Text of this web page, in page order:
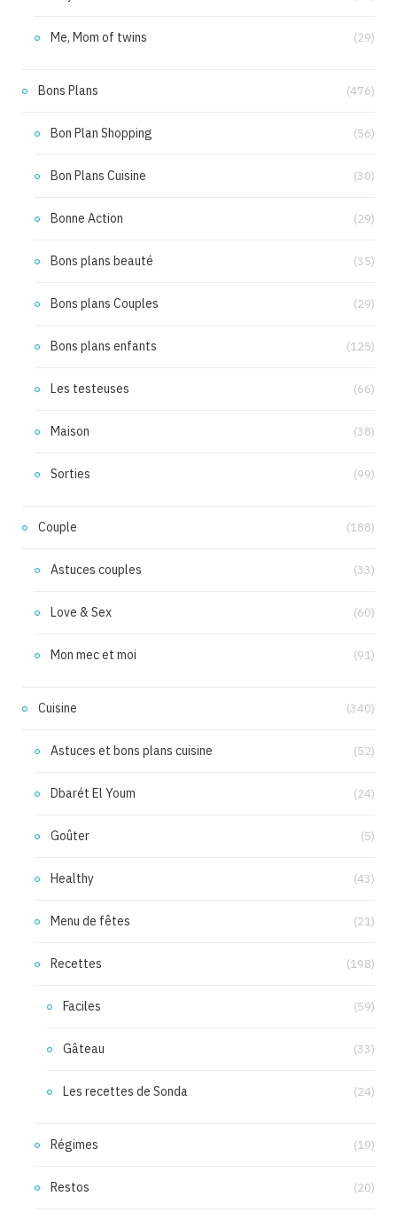
Me, Mom of twins (29)
Bons Plans (476)
Bon Plan Shopping (56)
Bon Plans Cuisine (30)
Bonne Action (29)
Bons plans beauté (35)
Bons plans Couples (29)
Bons plans enfants (125)
Les testeuses (66)
Maison (38)
Sorties (99)
Couple (188)
Astuces couples (33)
Love & Sex (60)
Mon mec et moi (91)
Cuisine (340)
Astuces et bons plans cuisine (52)
Dbarét El Youm (24)
Goûter (5)
Healthy (43)
Menu de fêtes (21)
Recettes (198)
Faciles (59)
Gâteau (33)
Les recettes de Sonda (24)
Régimes (19)
Restos (20)